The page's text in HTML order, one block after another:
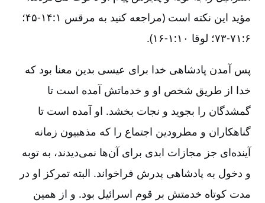
مؤید این نکته است (مراجعه کنید به مرقس ۱:‏۱۴-‏۴۵؛
۶:‏۷۱-‏۷۳؛ لوقا ۱۰:‏۱-‏۱۶).
پس آمدن پادشاهی خدا برای عیسی بدین معنا بود که
خدا از طریق شخص او و خدماتش آمده است تا
گمشدگان را بجوید و نجات بخشد. او آمده است تا
گناهکاران و مطرودین اجتماع را که مذهبیون زمانه
آینده‌ای جز مجازات ابدی برای آن‌ها نمی‌دیدند، به توبه
و دخول به پادشاهی پدرش فراخواند. البته تمرکز او در
مدت کوتاه خدمتش بر قوم اسرائیل بود. و از همین